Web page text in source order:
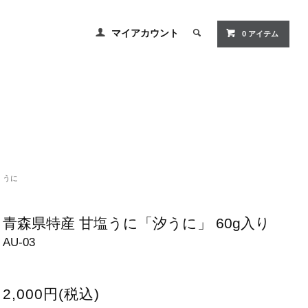
マイアカウント 0 アイテム
うに
青森県特産 甘塩うに「汐うに」 60g入り
AU-03
2,000円(税込)